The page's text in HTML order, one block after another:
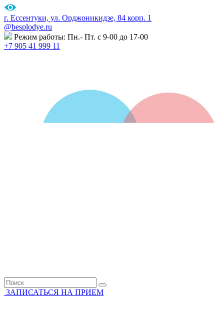
г. Ессентуки, ул. Орджоникидзе, 84 корп. 1
@besplodye.ru
Режим работы: Пн.- Пт. с 9-00 до 17-00
+7 905 41 999 11
ЗАПИСАТЬСЯ НА ПРИЕМ